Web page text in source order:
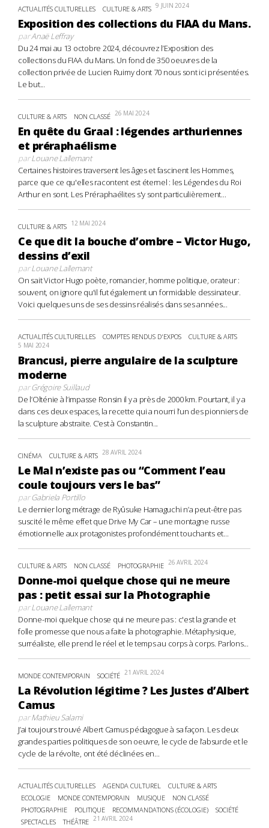
ACTUALITÉS CULTURELLES CULTURE & ARTS 9 JUIN 2024
Exposition des collections du FIAA du Mans.
parAnaë Leffray
Du 24 mai au 13 octobre 2024, découvrez l’Exposition des
collections du FIAA du Mans. Un fond de 350 oeuvres de la
collection privée de Lucien Ruimy dont 70 nous sont ici présentées.
Le but...
CULTURE & ARTS NON CLASSÉ 26 MAI 2024
En quête du Graal : légendes arthuriennes
et préraphaélisme
parLouane Lallemant
Certaines histoires traversent les âges et fascinent les Hommes,
parce que ce qu'elles racontent est éternel : les Légendes du Roi
Arthur en sont. Les Préraphaélites s'y sont particulièrement...
CULTURE & ARTS 12 MAI 2024
Ce que dit la bouche d’ombre – Victor Hugo,
dessins d’exil
parLouane Lallemant
On sait Victor Hugo poète, romancier, homme politique, orateur :
souvent, on ignore qu'il fut également un formidable dessinateur.
Voici quelques uns de ses dessins réalisés dans ses années...
ACTUALITÉS CULTURELLES COMPTES RENDUS D'EXPOS CULTURE & ARTS
5 MAI 2024
Brancusi, pierre angulaire de la sculpture
moderne
parGrégoire Suillaud
De l’Olténie à l’impasse Ronsin il y a près de 2000 km. Pourtant, il y a
dans ces deux espaces, la recette qui a nourri l’un des pionniers de
la sculpture abstraite. C’est à Constantin...
CINÉMA CULTURE & ARTS 28 AVRIL 2024
Le Mal n’existe pas ou “Comment l’eau
coule toujours vers le bas”
parGabriela Portillo
Le dernier long métrage de Ryûsuke Hamaguchi n’a peut-être pas
suscité le même effet que Drive My Car – une montagne russe
émotionnelle aux protagonistes profondément touchants et...
CULTURE & ARTS NON CLASSÉ PHOTOGRAPHIE 26 AVRIL 2024
Donne-moi quelque chose qui ne meure
pas : petit essai sur la Photographie
parLouane Lallemant
Donne-moi quelque chose qui ne meure pas : c'est la grande et
folle promesse que nous a faite la photographie. Métaphysique,
surréaliste, elle prend le réel et le temps au corps à corps. Parlons...
MONDE CONTEMPORAIN SOCIÉTÉ 21 AVRIL 2024
La Révolution légitime ? Les Justes d’Albert
Camus
parMathieu Salami
J’ai toujours trouvé Albert Camus pédagogue à sa façon. Les deux
grandes parties politiques de son oeuvre, le cycle de l’absurde et le
cycle de la révolte, ont été déclinées en...
ACTUALITÉS CULTURELLES AGENDA CULTUREL
CULTURE & ARTS
ECOLOGIE
MONDE CONTEMPORAIN MUSIQUE
NON CLASSÉ
PHOTOGRAPHIE
POLITIQUE RECOMMANDATIONS (ÉCOLOGIE)
SOCIÉTÉ
SPECTACLES
THÉÂTRE 21 AVRIL 2024